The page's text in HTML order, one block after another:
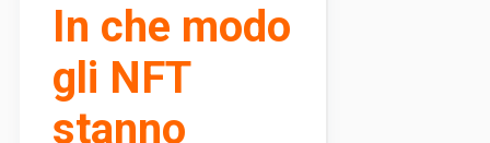
In che modo
gli NFT
stanno